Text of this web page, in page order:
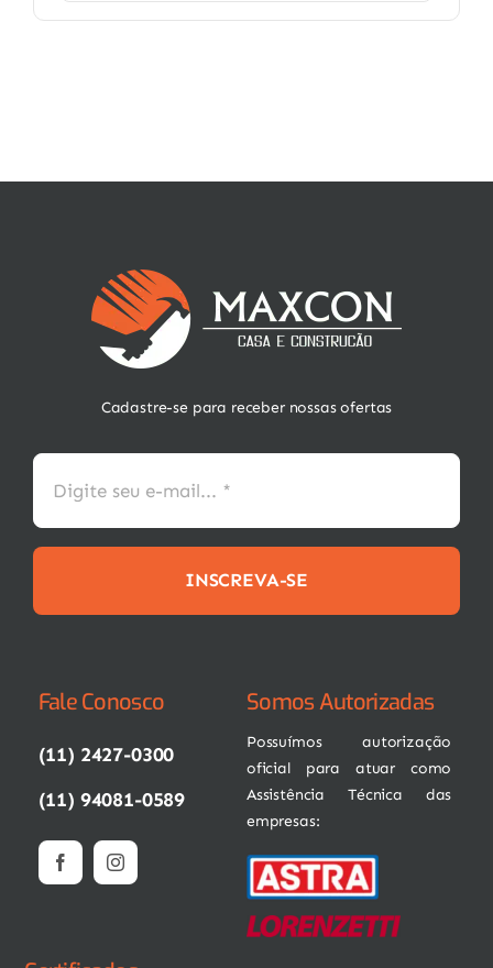
Cadastre-se para receber nossas ofertas
INSCREVA-SE
Fale Conosco
(11) 2427-0300
(11) 94081-0589
Somos Autorizadas
Possuímos autorização
oficial para atuar como
Assistência Técnica das
empresas: